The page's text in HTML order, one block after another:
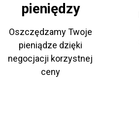
pieniędzy
Oszczędzamy Twoje
pieniądze dzięki
negocjacji korzystnej
ceny